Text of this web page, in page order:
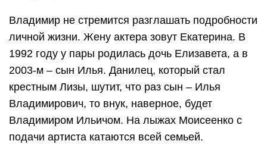
Владимир не стремится разглашать подробности
личной жизни. Жену актера зовут Екатерина. В
1992 году у пары родилась дочь Елизавета, а в
2003-м – сын Илья. Данилец, который стал
крестным Лизы, шутит, что раз сын – Илья
Владимирович, то внук, наверное, будет
Владимиром Ильичом. На лыжах Моисеенко с
подачи артиста катаются всей семьей.